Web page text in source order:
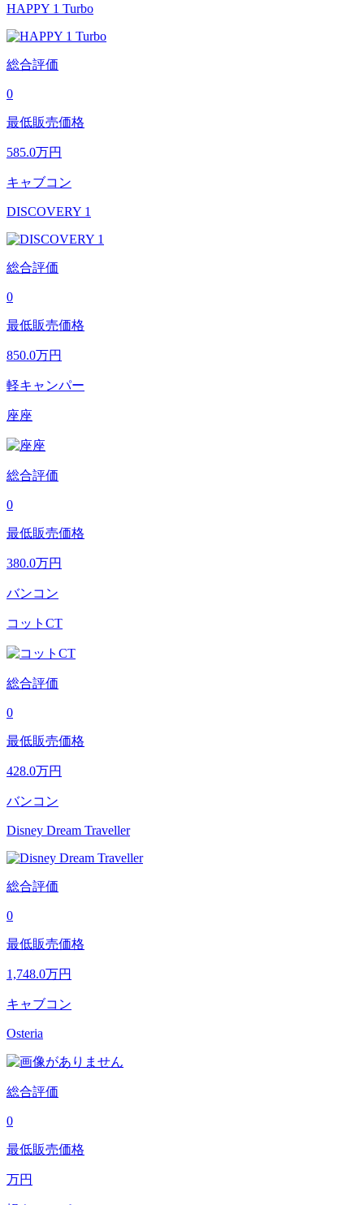
HAPPY 1 Turbo
総合評価
0
最低販売価格
585.0万円
キャブコン
DISCOVERY 1
総合評価
0
最低販売価格
850.0万円
軽キャンパー
座座
総合評価
0
最低販売価格
380.0万円
バンコン
コットCT
総合評価
0
最低販売価格
428.0万円
バンコン
Disney Dream Traveller
総合評価
0
最低販売価格
1,748.0万円
キャブコン
Osteria
総合評価
0
最低販売価格
万円